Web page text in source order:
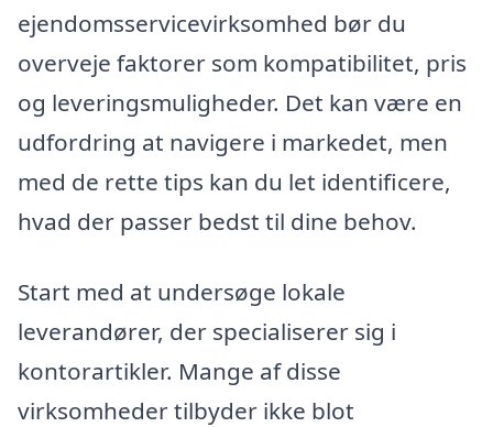
ejendomsservicevirksomhed bør du
overveje faktorer som kompatibilitet, pris
og leveringsmuligheder. Det kan være en
udfordring at navigere i markedet, men
med de rette tips kan du let identificere,
hvad der passer bedst til dine behov.
Start med at undersøge lokale
leverandører, der specialiserer sig i
kontorartikler. Mange af disse
virksomheder tilbyder ikke blot